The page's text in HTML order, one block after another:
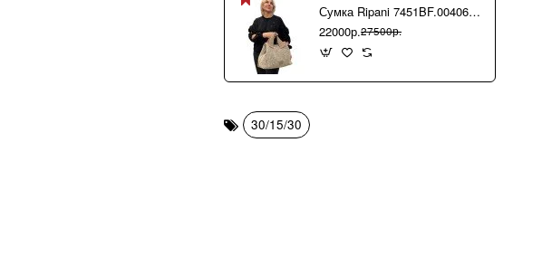
Сумка Ripani 7451BF.00406 Ecru/Sabbia
22000р.27500р.
30/15/30